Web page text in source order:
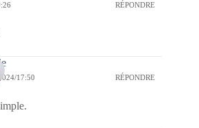
RÉPONDRE
17:50 RÉPONDRE